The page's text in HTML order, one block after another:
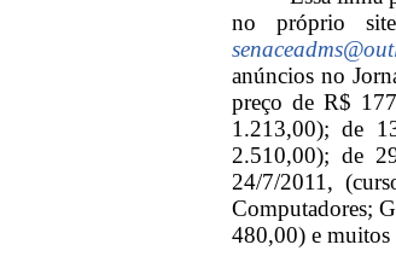
no próprio
anúncios no
preço de R$
1.213,00); de
2.510,00); de
24/7/2011,
Computadores;
480,00) e muitos